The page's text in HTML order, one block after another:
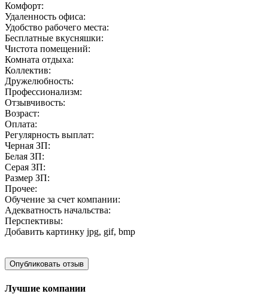
Комфорт:
Удаленность офиса:
Удобство рабочего места:
Бесплатные вкусняшки:
Чистота помещений:
Комната отдыха:
Коллектив:
Дружелюбность:
Профессионализм:
Отзывчивость:
Возраст:
Оплата:
Регулярность выплат:
Черная ЗП:
Белая ЗП:
Серая ЗП:
Размер ЗП:
Прочее:
Обучение за счет компании:
Адекватность начальства:
Перспективы:
Добавить картинку jpg, gif, bmp
Лучшие компании